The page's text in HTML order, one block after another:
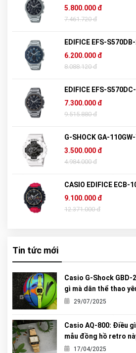
5.800.000 đ
7.461.720 đ
EDIFICE EFS-
6.200.000 đ
8.088.120 đ
EDIFICE EFS-
7.300.000 đ
9.515.880 đ
G-SHOCK GA-
3.500.000 đ
4.984.000 đ
CASIO EDIFICE ECB-
9.100.000 đ
12.371.000 đ
Tin tức mới
Casio G-Shock GBD-
gì mà dân thể thao
đến vậy?
29/07/2025
Casio AQ-800: Điều
mẫu đồng hồ retro
sốt" đến vậy?
17/04/2025